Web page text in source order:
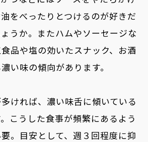
をべったりとつけるのが好きだ
うか。またハムやソーセージな
品や塩の効いたスナック、お酒
い味の傾向があります。
ければ、濃い味舌に傾いている
こうした食事が頻繁にあるよう
。目安として、週３回程度に抑